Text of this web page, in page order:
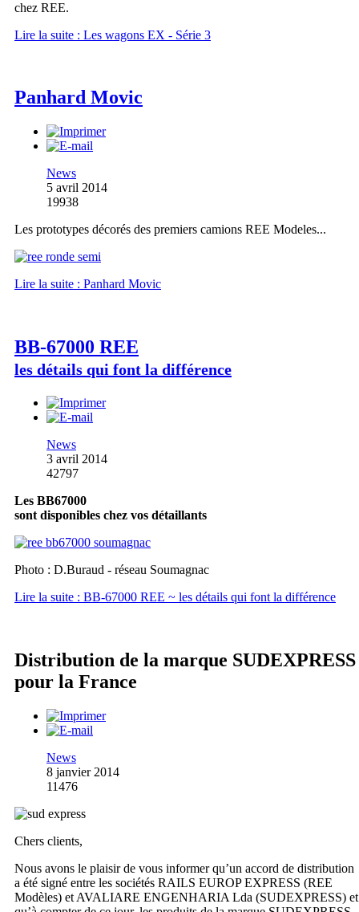
chez REE.
Lire la suite : Les wagons EX - Série 3
Panhard Movic
News
5 avril 2014
19938
Les prototypes décorés des premiers camions REE Modeles...
Lire la suite : Panhard Movic
BB-67000 REE
les détails qui font la différence
News
3 avril 2014
42797
Les BB67000
sont disponibles chez vos détaillants
Photo : D.Buraud - réseau Soumagnac
Lire la suite : BB-67000 REE ~ les détails qui font la différence
Distribution de la marque SUDEXPRESS
pour la France
News
8 janvier 2014
11476
Chers clients,
Nous avons le plaisir de vous informer qu’un accord de distribution
a été signé entre les sociétés RAILS EUROP EXPRESS (REE
Modèles) et AVALIARE ENGENHARIA Lda (SUDEXPRESS) et